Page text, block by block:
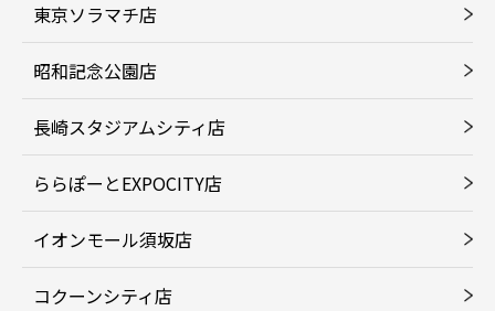
東京ソラマチ店
昭和記念公園店
長崎スタジアムシティ店
ららぽーとEXPOCITY店
イオンモール須坂店
コクーンシティ店